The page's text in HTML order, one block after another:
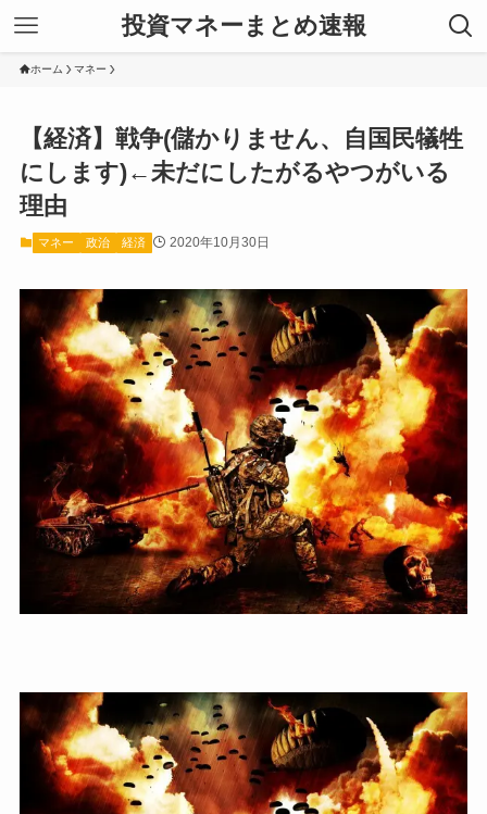
投資マネーまとめ速報
ホーム マネー
【経済】戦争(儲かりません、自国民犠牲
にします)←未だにしたがるやつがいる
理由
マネー 政治 経済 2020年10月30日